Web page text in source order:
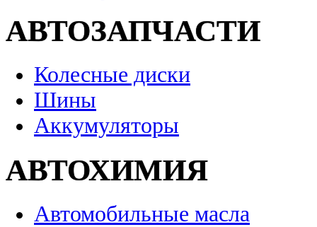
АВТОЗАПЧАСТИ
Колесные диски
Шины
Аккумуляторы
АВТОХИМИЯ
Автомобильные масла